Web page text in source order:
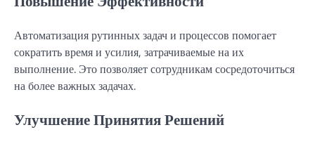
Автоматизация рутинных задач и процессов помогает
сократить время и усилия, затрачиваемые на их
выполнение. Это позволяет сотрудникам сосредоточиться
на более важных задачах.
Улучшение Принятия Решений